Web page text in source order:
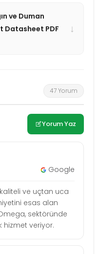
ve Duman
Datasheet PDF
↓
47 Yorum
Yorum Yaz
Google
kaliteli ve uçtan uca
esas alan
sektöründe
veriyor.